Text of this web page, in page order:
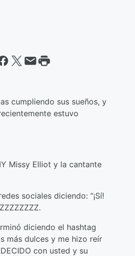
cumpliendo sus sueños, y
estuvo
Missy Elliot y la cantante
sociales diciendo: “¡Sí!
diciendo el hashtag
más dulces y me hizo reír
con usted y su